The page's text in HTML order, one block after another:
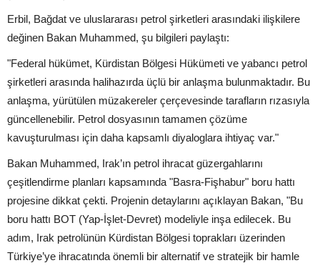
Erbil, Bağdat ve uluslararası petrol şirketleri arasındaki ilişkilere
değinen Bakan Muhammed, şu bilgileri paylaştı:
"Federal hükümet, Kürdistan Bölgesi Hükümeti ve yabancı petrol
şirketleri arasında halihazırda üçlü bir anlaşma bulunmaktadır. Bu
anlaşma, yürütülen müzakereler çerçevesinde tarafların rızasıyla
güncellenebilir. Petrol dosyasının tamamen çözüme
kavuşturulması için daha kapsamlı diyaloglara ihtiyaç var."
Bakan Muhammed, Irak’ın petrol ihracat güzergahlarını
çeşitlendirme planları kapsamında "Basra-Fişhabur" boru hattı
projesine dikkat çekti. Projenin detaylarını açıklayan Bakan, "Bu
boru hattı BOT (Yap-İşlet-Devret) modeliyle inşa edilecek. Bu
adım, Irak petrolünün Kürdistan Bölgesi toprakları üzerinden
Türkiye’ye ihracatında önemli bir alternatif ve stratejik bir hamle